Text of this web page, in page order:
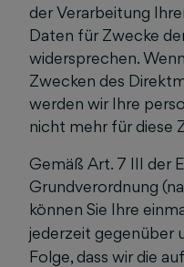
der Verarbeitung
Daten für Zwecke
widersprechen.
Zwecken des
werden wir Ihre
nicht mehr für diese
Gemäß Art. 7 III der
Grundverordnung
können Sie Ihre
jederzeit gegenüber
Folge, dass wir die